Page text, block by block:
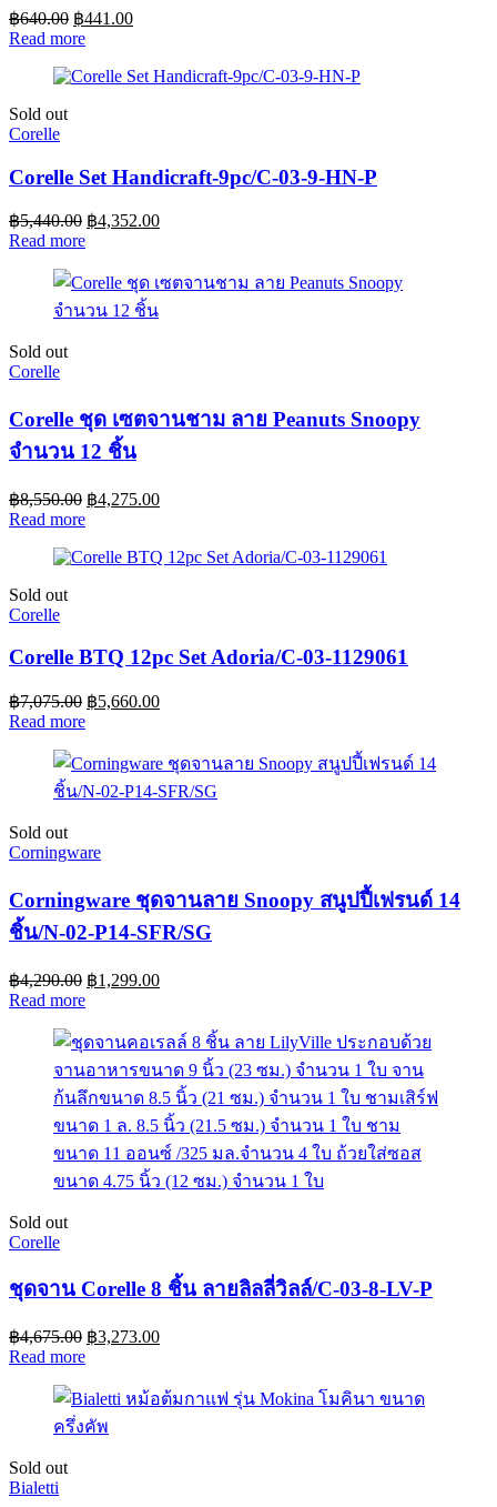
฿640.00 ฿441.00
Read more
Sold out
Corelle
Corelle Set Handicraft-9pc/C-03-9-HN-P
฿5,440.00 ฿4,352.00
Read more
Sold out
Corelle
Corelle ชุด เซตจานชาม ลาย Peanuts Snoopy
จำนวน 12 ชิ้น
฿8,550.00 ฿4,275.00
Read more
Sold out
Corelle
Corelle BTQ 12pc Set Adoria/C-03-1129061
฿7,075.00 ฿5,660.00
Read more
Sold out
Corningware
Corningware ชุดจานลาย Snoopy สนูปปี้เฟรนด์ 14
ชิ้น/N-02-P14-SFR/SG
฿4,290.00 ฿1,299.00
Read more
Sold out
Corelle
ชุดจาน Corelle 8 ชิ้น ลายลิลลี่วิลล์/C-03-8-LV-P
฿4,675.00 ฿3,273.00
Read more
Sold out
Bialetti